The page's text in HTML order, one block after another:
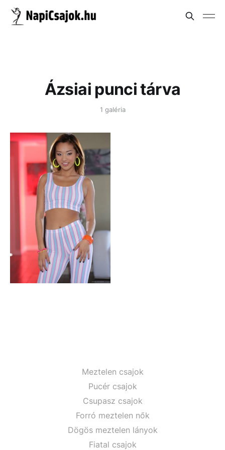
Ázsiai punci tárva
1 galéria
Meztelen csajok
Pucér csajok
Csupasz csajok
Forró meztelen nők
Dögös meztelen lányok
Fiatal csajok